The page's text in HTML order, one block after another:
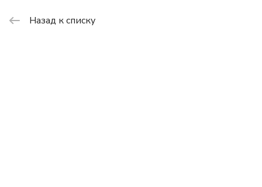
Назад к списку